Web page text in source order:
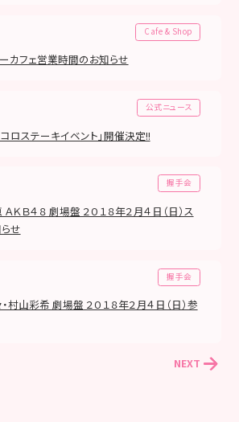
Cafe & Shop
カフェ営業時間のお知らせ
公式ニュース
ロステーキイベント」開催決定!!
握手会
ＫＢ４８ 劇場盤 ２０１８年２月４日（日）ス
せ
握手会
村山彩希 劇場盤 ２０１８年２月４日（日）参
NEXT